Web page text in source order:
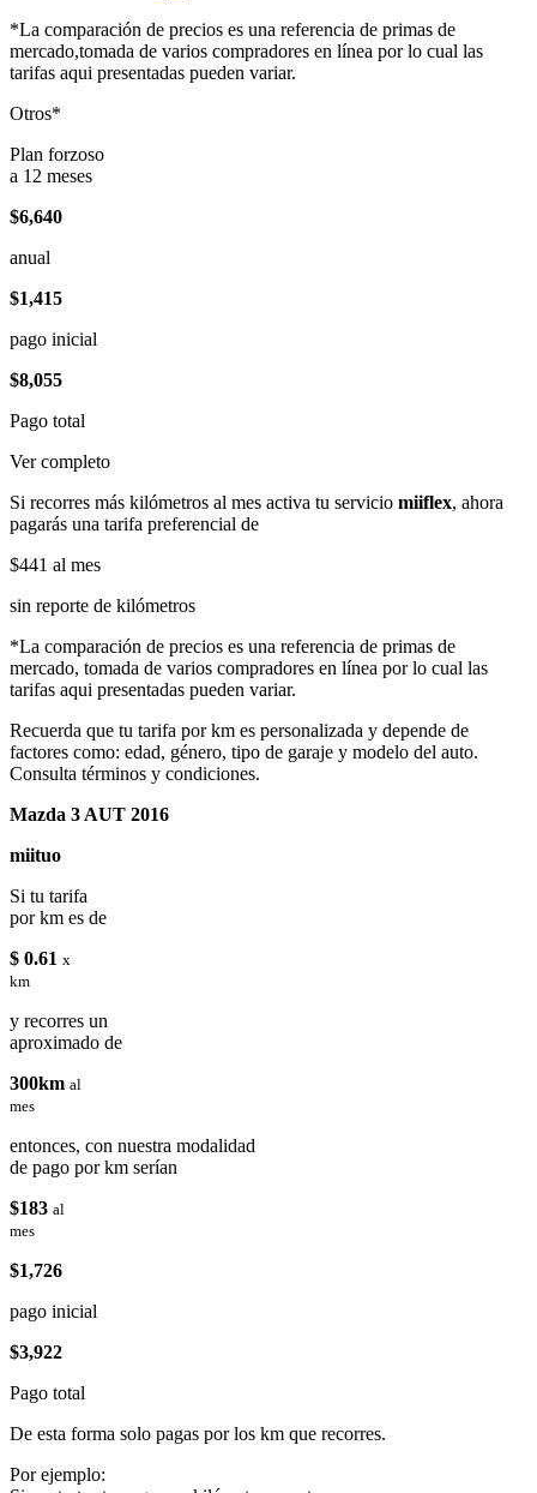
*La comparación de precios es una referencia de primas de
mercado,tomada de varios compradores en línea por lo cual las
tarifas aqui presentadas pueden variar.
Otros*
Plan forzoso
a 12 meses
$6,640
anual
$1,415
pago inicial
$8,055
Pago total
Ver completo
Si recorres más kilómetros al mes activa tu servicio miiflex, ahora
pagarás una tarifa preferencial de
$441 al mes
sin reporte de kilómetros
*La comparación de precios es una referencia de primas de
mercado, tomada de varios compradores en línea por lo cual las
tarifas aqui presentadas pueden variar.
Recuerda que tu tarifa por km es personalizada y depende de
factores como: edad, género, tipo de garaje y modelo del auto.
Consulta términos y condiciones.
Mazda 3 AUT 2016
miituo
Si tu tarifa
por km es de
$ 0.61 x
km
y recorres un
aproximado de
300km al
mes
entonces, con nuestra modalidad
de pago por km serían
$183 al
mes
$1,726
pago inicial
$3,922
Pago total
De esta forma solo pagas por los km que recorres.
Por ejemplo: